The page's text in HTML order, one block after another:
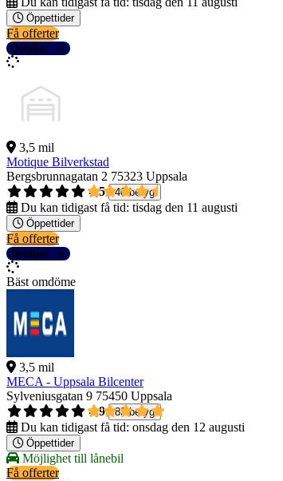
Öppettider
Få offerter
Detaljer
3,5 mil
Motique Bilverkstad
Bergsbrunnagatan 2 75323 Uppsala
4,5
40 betyg
Du kan tidigast få tid: tisdag den 11 augusti
Öppettider
Få offerter
Detaljer
Bäst omdöme
3,5 mil
MECA - Uppsala Bilcenter
Sylveniusgatan 9 75450 Uppsala
4,9
83 betyg
Du kan tidigast få tid: onsdag den 12 augusti
Öppettider
Möjlighet till lånebil
Få offerter